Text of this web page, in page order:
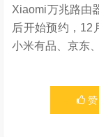
Xiaomi万兆路由
后开始预约，12
小米有品、京东
赞